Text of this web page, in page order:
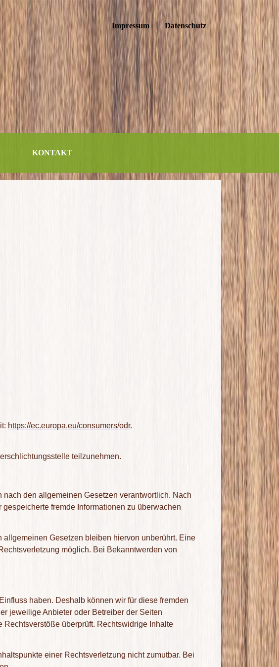
Datenschutz
|
Impressum
KONTAKT
https://ec.europa.eu/consumers/odr.
teilzunehmen.
den allgemeinen Gesetzen verantwortlich. Nach
fremde Informationen zu überwachen
Gesetzen bleiben hiervon unberührt. Eine
möglich. Bei Bekanntwerden von
haben. Deshalb können wir für diese fremden
jeweilige Anbieter oder Betreiber der Seiten
überprüft. Rechtswidrige Inhalte
einer Rechtsverletzung nicht zumutbar. Bei